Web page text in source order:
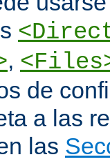
,
de
a las
las